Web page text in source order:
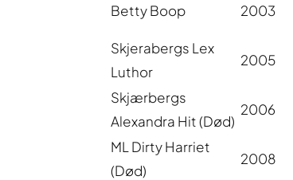
Betty Boop 2003
Skjerabergs Lex
Luthor
2005
Skjærbergs
Alexandra Hit (Død)
2006
ML Dirty Harriet
(Død)
2008